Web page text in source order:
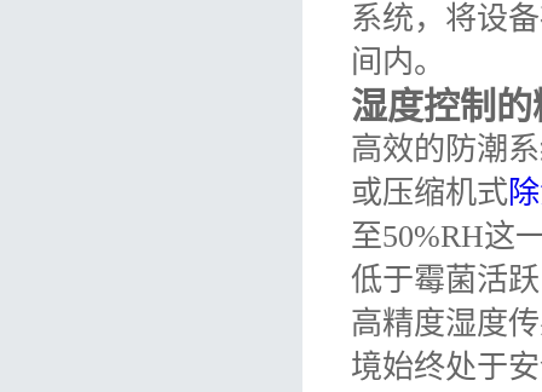
系统，将设
间内。
湿度控制
高效的防潮
或压缩机式
至50%RH这
低于霉菌活
高精度湿度
境始终处于